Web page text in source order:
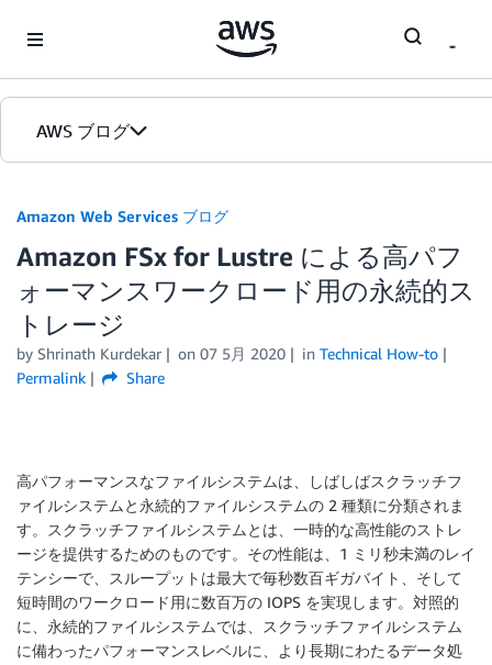
AWS ブログ
カテゴリ
エディション
Amazon Web Services ブログ
Amazon FSx for Lustre による高パフ
ォーマンスワークロード用の永続的ス
トレージ
by Shrinath Kurdekar on 07 5月 2020 in Technical How-to
Permalink
Share
高パフォーマンスなファイルシステムは、しばしばスクラッチフ
ァイルシステムと永続的ファイルシステムの 2 種類に分類されま
す。スクラッチファイルシステムとは、一時的な高性能のストレ
ージを提供するためのものです。その性能は、1 ミリ秒未満のレイ
テンシーで、スループットは最大で毎秒数百ギガバイト、そして
短時間のワークロード用に数百万の IOPS を実現します。対照的
に、永続的ファイルシステムでは、スクラッチファイルシステム
に備わったパフォーマンスレベルに、より長期にわたるデータ処